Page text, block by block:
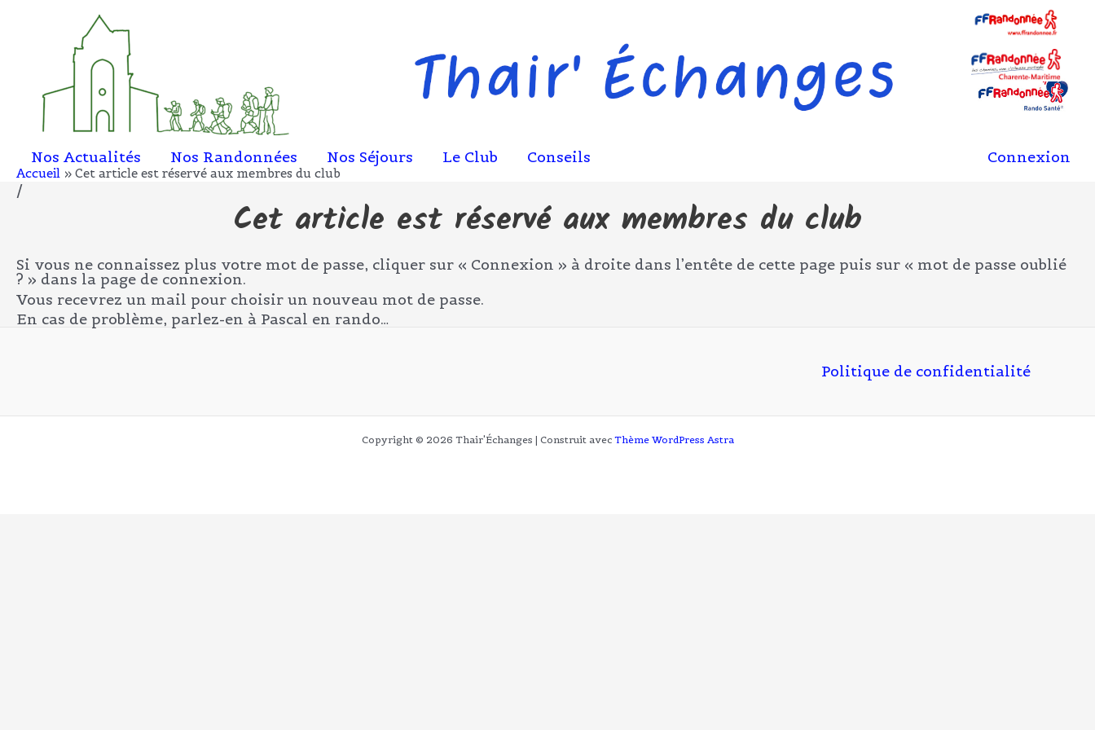
Nos Actualités Nos Randonnées Nos Séjours Le Club Conseils Connexion
Accueil Cet article est réservé aux membres du club
/
Cet article est réservé aux membres du club
Si vous ne connaissez plus votre mot de passe, cliquer sur « Connexion » à droite dans l’entête de cette page puis sur « mot de passe oublié
? » dans la page de connexion.
Vous recevrez un mail pour choisir un nouveau mot de passe.
En cas de problème, parlez-en à Pascal en rando…
Politique de confidentialité
Copyright © 2026 Thair'Échanges | Construit avec Thème WordPress Astra